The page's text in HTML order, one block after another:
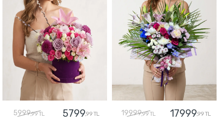
5999,99 TL 5799,99 TL 19999,99 TL 17999,99 TL